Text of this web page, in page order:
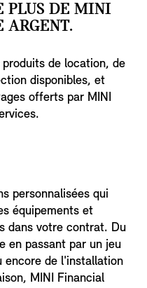
PLUS DE MINI
ARGENT.
de location, de
disponibles, et
offerts par MINI
personnalisées qui
équipements et
dans votre contrat. Du
en passant par un jeu
encore de l'installation
MINI Financial